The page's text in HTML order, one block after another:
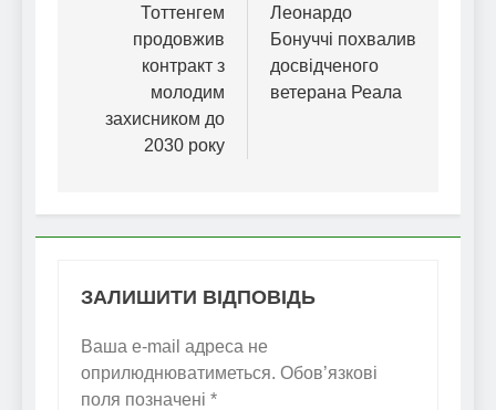
записівТоттенгем
продовжив
контракт з
молодим
захисником до
2030 року
Леонардо
Бонуччі похвалив
досвідченого
ветерана Реала
ЗАЛИШИТИ ВІДПОВІДЬ
Ваша e-mail адреса не
оприлюднюватиметься. Обов’язкові
поля позначені *